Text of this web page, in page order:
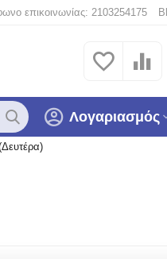
επικοινωνίας: 2103254175
Λογαριασμός